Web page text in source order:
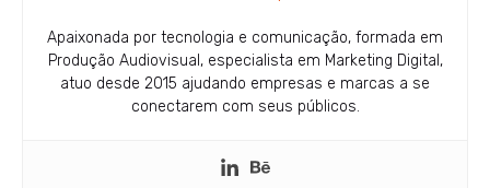
Apaixonada por tecnologia e comunicação, formada em
Produção Audiovisual, especialista em Marketing Digital,
atuo desde 2015 ajudando empresas e marcas a se
conectarem com seus públicos.